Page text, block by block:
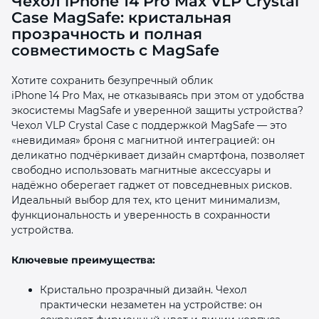
Case MagSafe: кристальная
прозрачность и полная
совместимость с MagSafe
Хотите сохранить безупречный облик
iPhone 14 Pro Max, не отказываясь при этом от удобства
экосистемы MagSafe и уверенной защиты устройства?
Чехол VLP Crystal Case с поддержкой MagSafe — это
«невидимая» броня с магнитной интеграцией: он
деликатно подчёркивает дизайн смартфона, позволяет
свободно использовать магнитные аксессуары и
надёжно оберегает гаджет от повседневных рисков.
Идеальный выбор для тех, кто ценит минимализм,
функциональность и уверенность в сохранности
устройства.
Ключевые преимущества:
Кристально прозрачный дизайн. Чехол
практически незаметен на устройстве: он
раз в 2 недели